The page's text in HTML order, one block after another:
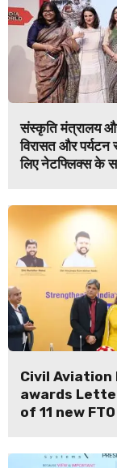
संस्कृति मंत्रालय
विरासत और पर्यटन
लिए नेटफ्लिक्स के
Civil Aviation
awards
of 11 new